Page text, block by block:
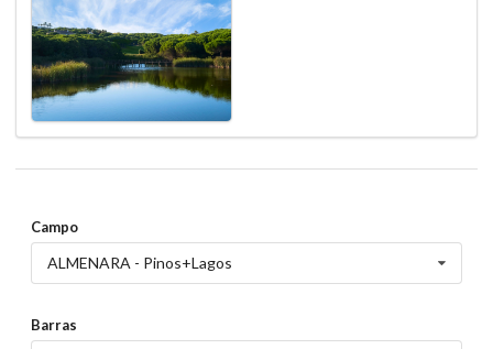
Campo
ALMENARA - Pinos+Lagos
Barras